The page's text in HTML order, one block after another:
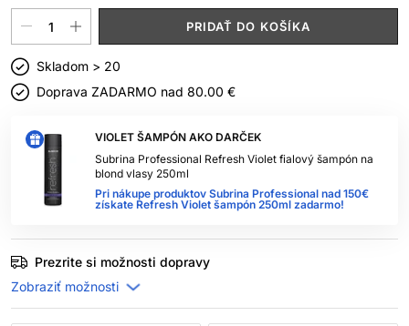
VIOLET ŠAMPÓN AKO DARČEK
Subrina Professional Refresh Violet fialový šampón na
blond vlasy 250ml
Pri nákupe produktov Subrina Professional nad 150€
získate Refresh Violet šampón 250ml zadarmo!
PRIDAŤ DO KOŠÍKA
Skladom > 20
Doprava ZADARMO nad 80.00 €
Prezrite si možnosti dopravy